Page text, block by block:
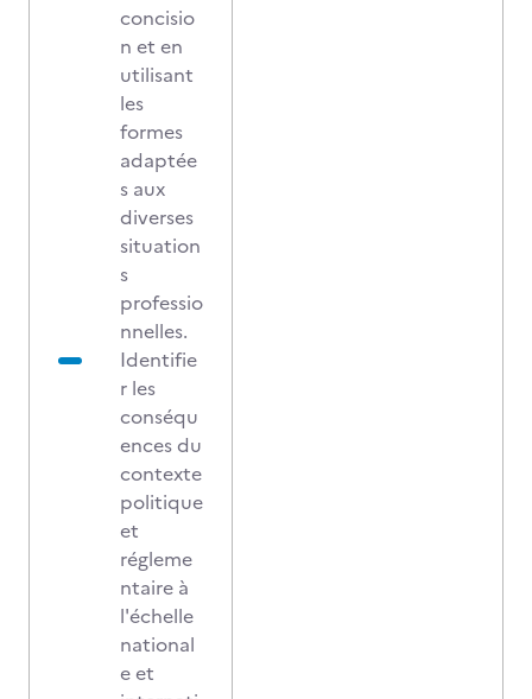
concisio
n et en
utilisant
les
formes
adaptée
s aux
diverses
situation
s
professio
nnelles.
Identifie
r les
conséqu
ences du
contexte
politique
et
régleme
ntaire à
l'échelle
national
e et